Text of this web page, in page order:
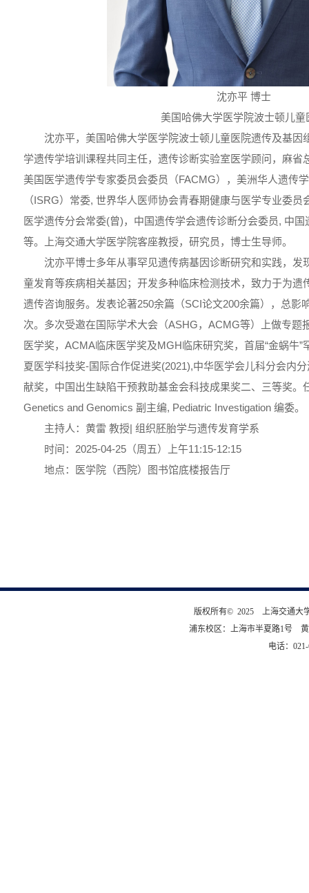
版权所有© 2025 上海交通大
浦东校区：上海市半夏路1号
电话：
沈亦平 博士
美国哈佛大学医学院波士顿儿童
沈亦平，美国哈佛大学医学院波士顿儿童医院遗传及基因
学遗传学培训课程共同主任，遗传诊断实验室医学顾问，麻省
美国医学遗传学专家委员会委员（FACMG），美洲华人遗传
（ISRG）常委, 世界华人医师协会青春期健康与医学专业委
医学遗传分会常委(曾)，中国遗传学会遗传诊断分会委员, 中
等。上海交通大学医学院客座教授，研究员，博士生导师。
沈亦平博士多年从事罕见遗传病基因诊断研究和实践，发
童发育等疾病相关基因；开发多种临床检测技术，致力于为遗
遗传咨询服务。发表论著250余篇（SCI论文200余篇），总影
次。多次受邀在国际学术大会（ASHG，ACMG等）上做专题
医学奖，ACMA临床医学奖及MGH临床研究奖，首届“金蜗牛”
夏医学科技奖-国际合作促进奖(2021),中华医学会儿科分会内
献奖，中国出生缺陷干预救助基金会科技成果奖二、三等奖。
Genetics and Genomics 副主编, Pediatric Investigation 编委。
主持人：黄雷 教授| 组织胚胎学与遗传发育学系
时间：2025-04-25（周五）上午11:15-12:15
地点：医学院（西院）图书馆底楼报告厅